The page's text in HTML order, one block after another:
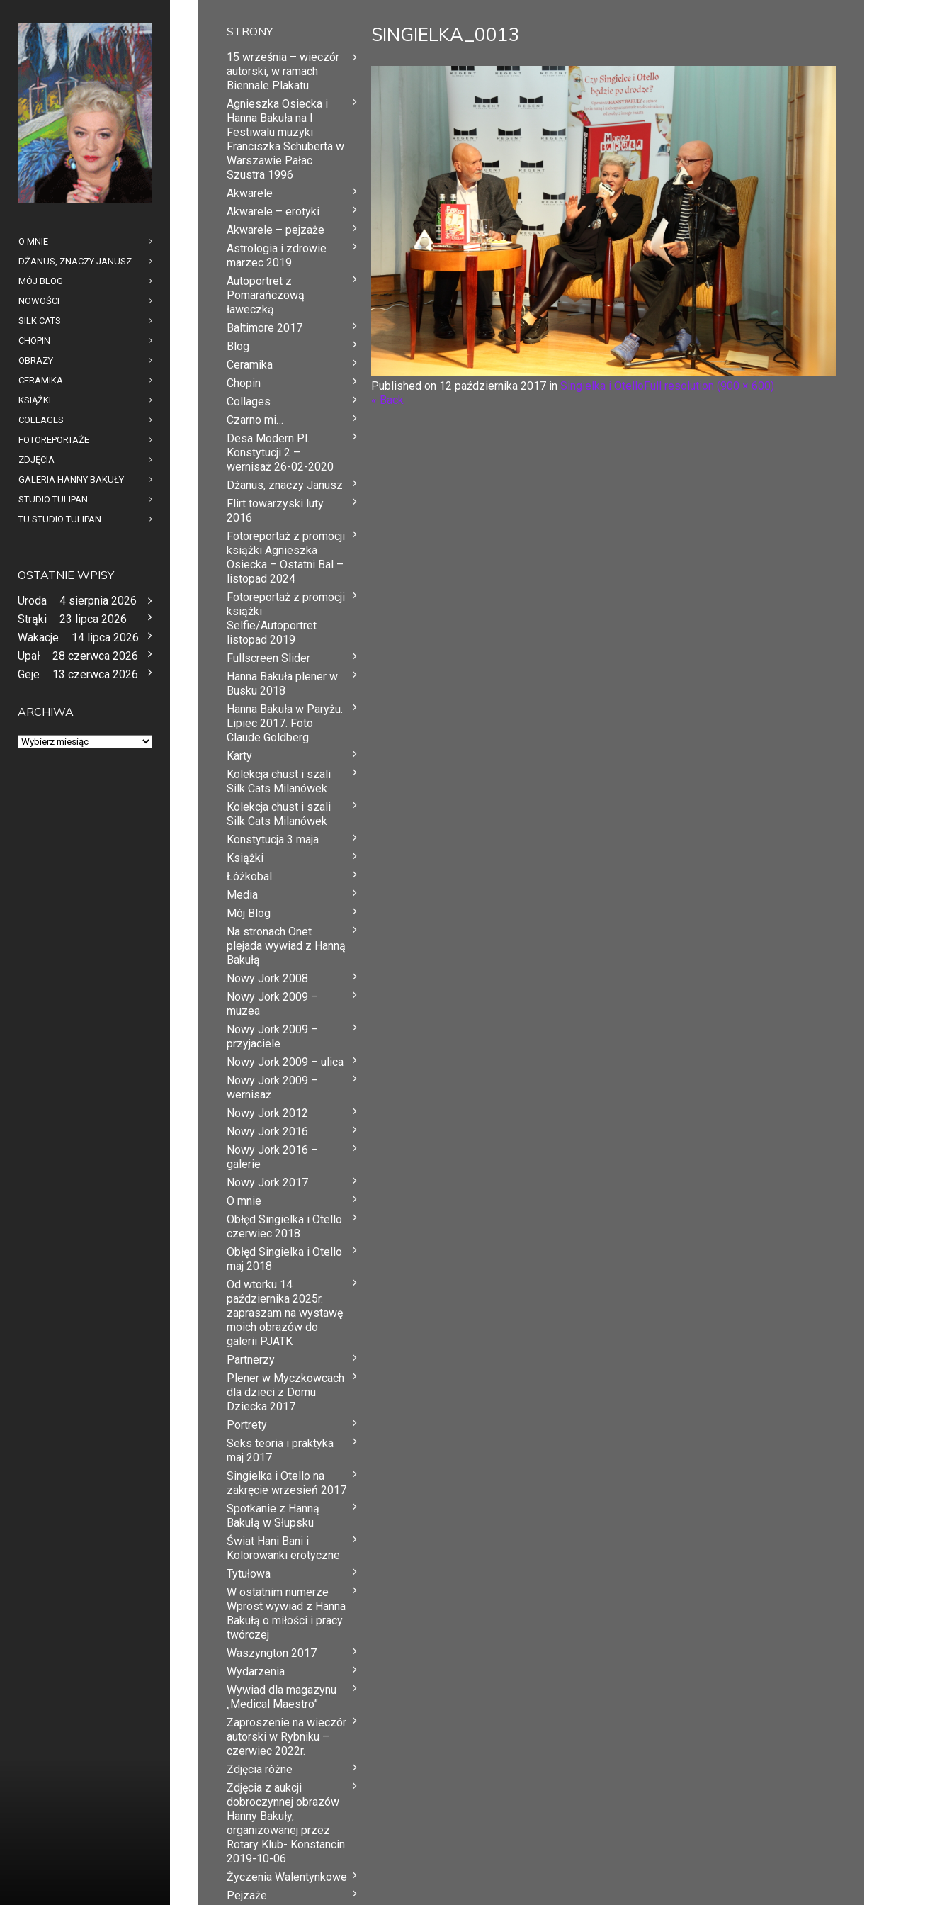
O MNIE
DŻANUS, ZNACZY JANUSZ
MÓJ BLOG
NOWOŚCI
SILK CATS
CHOPIN
OBRAZY
CERAMIKA
KSIĄŻKI
COLLAGES
FOTOREPORTAŻE
ZDJĘCIA
GALERIA HANNY BAKUŁY
STUDIO TULIPAN
TU STUDIO TULIPAN
OSTATNIE WPISY
Uroda
4 sierpnia 2026
Strąki
23 lipca 2026
Wakacje
14 lipca 2026
Upał
28 czerwca 2026
Geje
13 czerwca 2026
ARCHIWA
Archiwa
SINGIELKA_0013
Published on 12 października 2017 in Singielka i Otello Full resolution (900 × 600)
« Back
STRONY
15 września – wieczór
autorski, w ramach
Biennale Plakatu
Agnieszka Osiecka i
Hanna Bakuła na I
Festiwalu muzyki
Franciszka Schuberta w
Warszawie Pałac
Szustra 1996
Akwarele
Akwarele – erotyki
Akwarele – pejzaże
Astrologia i zdrowie
marzec 2019
Autoportret z
Pomarańczową
ławeczką
Baltimore 2017
Blog
Ceramika
Chopin
Collages
Czarno mi…
Desa Modern Pl.
Konstytucji 2 –
wernisaż 26-02-2020
Dżanus, znaczy Janusz
Flirt towarzyski luty
2016
Fotoreportaż z promocji
książki Agnieszka
Osiecka – Ostatni Bal –
listopad 2024
Fotoreportaż z promocji
książki
Selfie/Autoportret
listopad 2019
Fullscreen Slider
Hanna Bakuła plener w
Busku 2018
Hanna Bakuła w Paryżu.
Lipiec 2017. Foto
Claude Goldberg.
Karty
Kolekcja chust i szali
Silk Cats Milanówek
Kolekcja chust i szali
Silk Cats Milanówek
Konstytucja 3 maja
Książki
Łóżkobal
Media
Mój Blog
Na stronach Onet
plejada wywiad z Hanną
Bakułą
Nowy Jork 2008
Nowy Jork 2009 –
muzea
Nowy Jork 2009 –
przyjaciele
Nowy Jork 2009 – ulica
Nowy Jork 2009 –
wernisaż
Nowy Jork 2012
Nowy Jork 2016
Nowy Jork 2016 –
galerie
Nowy Jork 2017
O mnie
Obłęd Singielka i Otello
czerwiec 2018
Obłęd Singielka i Otello
maj 2018
Od wtorku 14
października 2025r.
zapraszam na wystawę
moich obrazów do
galerii PJATK
Partnerzy
Plener w Myczkowcach
dla dzieci z Domu
Dziecka 2017
Portrety
Seks teoria i praktyka
maj 2017
Singielka i Otello na
zakręcie wrzesień 2017
Spotkanie z Hanną
Bakułą w Słupsku
Świat Hani Bani i
Kolorowanki erotyczne
Tytułowa
W ostatnim numerze
Wprost wywiad z Hanna
Bakułą o miłości i pracy
twórczej
Waszyngton 2017
Wydarzenia
Wywiad dla magazynu
„Medical Maestro”
Zaproszenie na wieczór
autorski w Rybniku –
czerwiec 2022r.
Zdjęcia różne
Zdjęcia z aukcji
dobroczynnej obrazów
Hanny Bakuły,
organizowanej przez
Rotary Klub- Konstancin
2019-10-06
Życzenia Walentynkowe
Pejzaże